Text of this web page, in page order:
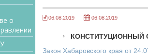
о
06.08.2019 06.08.2019
КОНСТИТУЦИОННЫЙ
Закон Хабаровского края от